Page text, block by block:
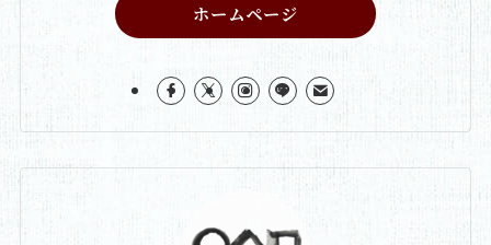
ホームページ